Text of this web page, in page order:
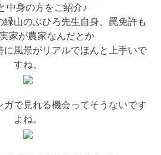
中身の方をご紹介♪
緑山のぶひろ先生自身、罠免許も
家が農家なんだとか
に風景がリアルでほんと上手いで
すね。
で見れる機会ってそうないです
よね。